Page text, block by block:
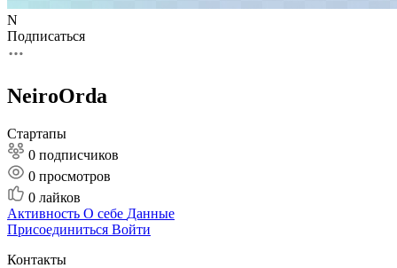
N
Подписаться
NeiroOrda
Стартапы
0 подписчиков
0 просмотров
0 лайков
Активность О себе Данные
Присоединиться Войти
Контакты